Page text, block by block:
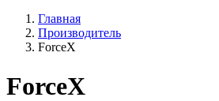
Главная
Производитель
ForceX
ForceX